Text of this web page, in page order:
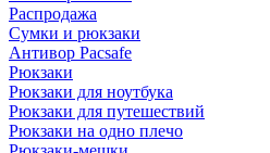
Распродажа
Сумки и рюкзаки
Антивор Pacsafe
Рюкзаки
Рюкзаки для ноутбука
Рюкзаки для путешествий
Рюкзаки на одно плечо